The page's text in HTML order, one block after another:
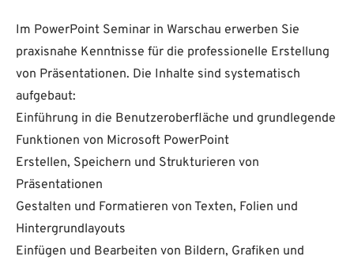
Im PowerPoint Seminar in Warschau erwerben Sie
praxisnahe Kenntnisse für die professionelle Erstellung
von Präsentationen. Die Inhalte sind systematisch
aufgebaut:
Einführung in die Benutzeroberfläche und grundlegende
Funktionen von Microsoft PowerPoint
Erstellen, Speichern und Strukturieren von
Präsentationen
Gestalten und Formatieren von Texten, Folien und
Hintergrundlayouts
Einfügen und Bearbeiten von Bildern, Grafiken und